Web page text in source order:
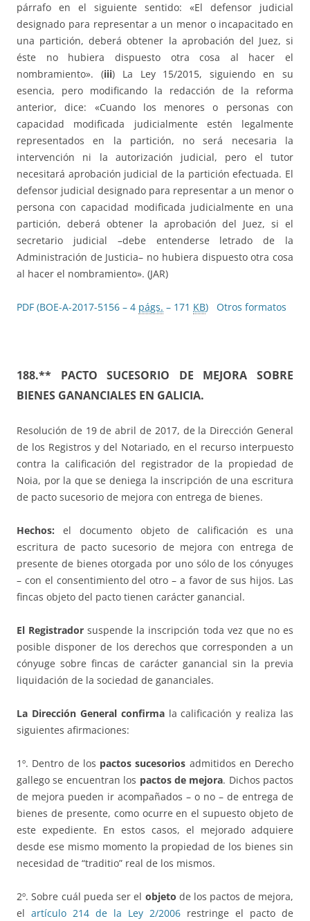
párrafo en el siguiente sentido: «El defensor judicial
designado para representar a un menor o incapacitado en
una partición, deberá obtener la aprobación del Juez, si
éste no hubiera dispuesto otra cosa al hacer el
nombramiento». (iii) La Ley 15/2015, siguiendo en su
esencia, pero modificando la redacción de la reforma
anterior, dice: «Cuando los menores o personas con
capacidad modificada judicialmente estén legalmente
representados en la partición, no será necesaria la
intervención ni la autorización judicial, pero el tutor
necesitará aprobación judicial de la partición efectuada. El
defensor judicial designado para representar a un menor o
persona con capacidad modificada judicialmente en una
partición, deberá obtener la aprobación del Juez, si el
secretario judicial –debe entenderse letrado de la
Administración de Justicia– no hubiera dispuesto otra cosa
al hacer el nombramiento». (JAR)
PDF (BOE-A-2017-5156 – 4 págs. – 171 KB) Otros formatos
188.** PACTO SUCESORIO DE MEJORA SOBRE
BIENES GANANCIALES EN GALICIA.
Resolución de 19 de abril de 2017, de la Dirección General
de los Registros y del Notariado, en el recurso interpuesto
contra la calificación del registrador de la propiedad de
Noia, por la que se deniega la inscripción de una escritura
de pacto sucesorio de mejora con entrega de bienes.
Hechos: el documento objeto de calificación es una
escritura de pacto sucesorio de mejora con entrega de
presente de bienes otorgada por uno sólo de los cónyuges
– con el consentimiento del otro – a favor de sus hijos. Las
fincas objeto del pacto tienen carácter ganancial.
El Registradorsuspende la inscripción toda vez que no es
posible disponer de los derechos que corresponden a un
cónyuge sobre fincas de carácter ganancial sin la previa
liquidación de la sociedad de gananciales.
La Dirección General confirma la calificación y realiza las
siguientes afirmaciones:
1º. Dentro de los pactos sucesorios admitidos en Derecho
gallego se encuentran los pactos de mejora. Dichos pactos
de mejora pueden ir acompañados – o no – de entrega de
bienes de presente, como ocurre en el supuesto objeto de
este expediente. En estos casos, el mejorado adquiere
desde ese mismo momento la propiedad de los bienes sin
necesidad de “traditio” real de los mismos.
2º. Sobre cuál pueda ser el objeto de los pactos de mejora,
el artículo 214 de la Ley 2/2006 restringe el pacto de